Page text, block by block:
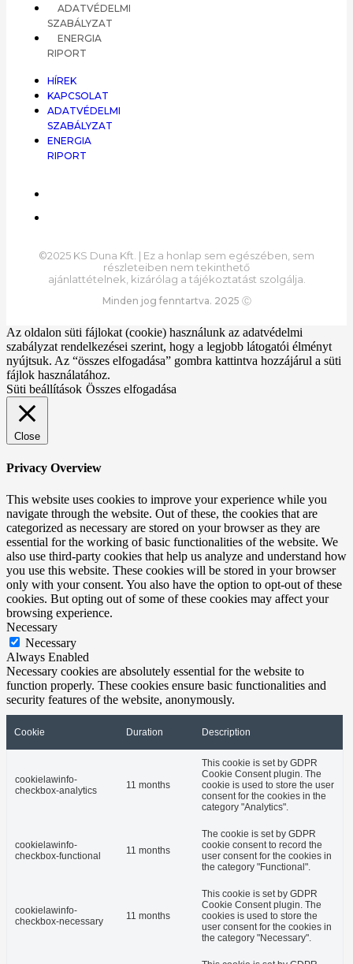
ADATVÉDELMI
SZABÁLYZAT
ENERGIA
RIPORT
HÍREK
KAPCSOLAT
ADATVÉDELMI
SZABÁLYZAT
ENERGIA
RIPORT
©2025 KS Duna Kft. | Ez a honlap sem egészében, sem
részleteiben nem tekinthető
ajánlattételnek, kizárólag a tájékoztatást szolgálja.
Minden jog fenntartva. 2025 Ⓒ
Az oldalon süti fájlokat (cookie) használunk az adatvédelmi
szabályzat rendelkezései szerint, hogy a legjobb látogatói élményt
nyújtsuk. Az “összes elfogadása” gombra kattintva hozzájárul a süti
fájlok használatához.
Süti beállítások Összes elfogadása
Close
Privacy Overview
This website uses cookies to improve your experience while you
navigate through the website. Out of these, the cookies that are
categorized as necessary are stored on your browser as they are
essential for the working of basic functionalities of the website. We
also use third-party cookies that help us analyze and understand how
you use this website. These cookies will be stored in your browser
only with your consent. You also have the option to opt-out of these
cookies. But opting out of some of these cookies may affect your
browsing experience.
Necessary
Necessary
Always Enabled
Necessary cookies are absolutely essential for the website to
function properly. These cookies ensure basic functionalities and
security features of the website, anonymously.
Cookie Duration Description
cookielawinfo-
checkbox-analytics
11 months
This cookie is set by GDPR
Cookie Consent plugin. The
cookie is used to store the user
consent for the cookies in the
category "Analytics".
cookielawinfo-
checkbox-functional
11 months
The cookie is set by GDPR
cookie consent to record the
user consent for the cookies in
the category "Functional".
cookielawinfo-
checkbox-necessary
11 months
This cookie is set by GDPR
Cookie Consent plugin. The
cookies is used to store the
user consent for the cookies in
the category "Necessary".